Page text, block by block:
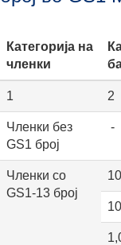
Категорија на
членки
1 2
Членки без
GS1 број
-
Членки со
GS1-13 број
10